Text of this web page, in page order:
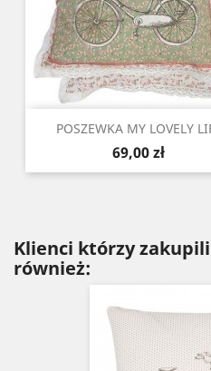
POSZEWKA MY LOVELY
Cena
69,00 zł
Klienci którzy
również: